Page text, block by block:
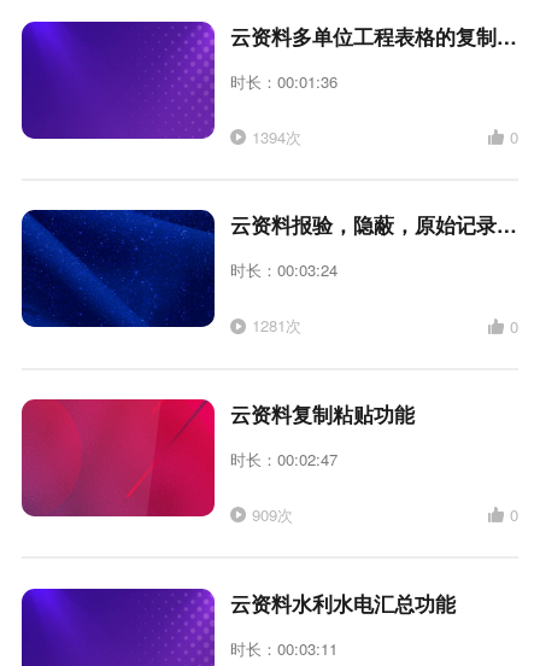
云资料多单位工程表格的复制、新建
时长：00:01:36
1394次 0
云资料报验，隐蔽，原始记录施工日期与检验批日期一致
时长：00:03:24
1281次 0
云资料复制粘贴功能
时长：00:02:47
909次 0
云资料水利水电汇总功能
时长：00:03:11